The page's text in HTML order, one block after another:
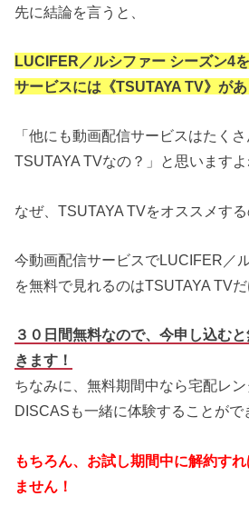
先に結論を言うと、
LUCIFER／ルシファー シーズン4
サービスには《TSUTAYA TV》があ
「他にも動画配信サービスはたく
TSUTAYA TVなの？」と思いますよ
なぜ、TSUTAYA TVをオススメする
今動画配信サービスでLUCIFER／
を無料で見れるのはTSUTAYA TVだ
３０日間無料なので、今申し込む
きます！
ちなみに、無料期間中なら宅配レ
DISCASも一緒に体験することがで
もちろん、お試し期間中に解約す
ません！